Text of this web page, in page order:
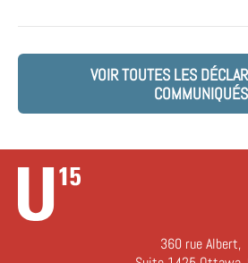
VOIR TOUTES LES
COMMUNIQUÉS
360 rue Albert,